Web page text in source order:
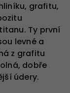
grafitu,
Ty první
levné a
z grafitu
dobře
údery.